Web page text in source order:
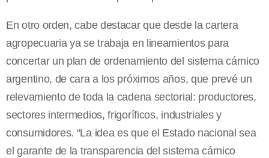
En otro orden, cabe destacar que desde la cartera
agropecuaria ya se trabaja en lineamientos para
concertar un plan de ordenamiento del sistema cárnico
argentino, de cara a los próximos años, que prevé un
relevamiento de toda la cadena sectorial: productores,
sectores intermedios, frigoríficos, industriales y
consumidores. “La idea es que el Estado nacional sea
el garante de la transparencia del sistema cárnico